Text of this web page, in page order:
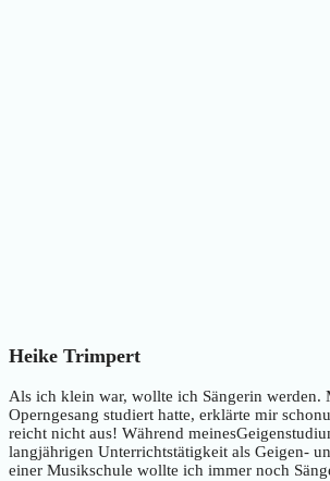
Heike Trimpert
Als ich klein war, wollte ich Sängerin werden.
Operngesang studiert hatte, erklärte mir
reicht nicht aus! Während
langjährigen Unterrichtstätigkeit als Geigen-
einer Musikschule wollte ich immer noch